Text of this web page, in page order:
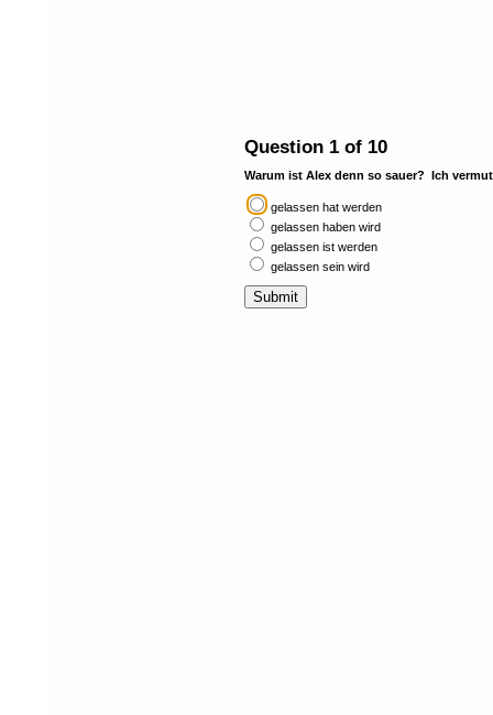
Question 1 of 10
Warum ist Alex denn so sauer?  Ich
gelassen hat werden
gelassen haben wird
gelassen ist werden
gelassen sein wird